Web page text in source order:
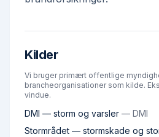
Kilder
Vi bruger primært offentlige
brancheorganisationer som kilde.
vindue.
DMI — storm og varsler — DMI
Stormrådet — stormskade og